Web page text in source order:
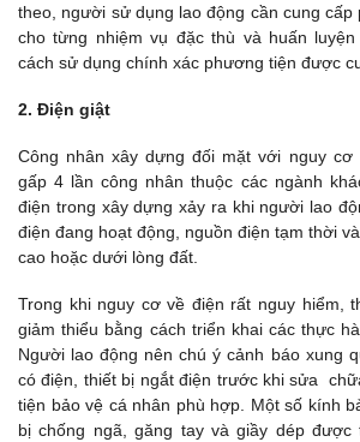
theo, người sử dụng lao động cần cung
cho từng nhiệm vụ đặc thù và huấn
cách sử dụng chính xác phương tiện được
2. Điện giật
Công nhân xây dựng đối mặt với nguy cơ
gấp 4 lần công nhân thuộc các ngành
điện trong xây dựng xảy ra khi người lao
điện đang hoạt động, nguồn điện tạm thời
cao hoặc dưới lòng đất.
Trong khi nguy cơ về điện rất nguy hiểm,
giảm thiểu bằng cách triển khai các thực
Người lao động nên chú ý cảnh báo xung
có điện, thiết bị ngắt điện trước khi sửa
tiện bảo vệ cá nhân phù hợp. Một số kính
bị chống ngã, găng tay và giầy dép được